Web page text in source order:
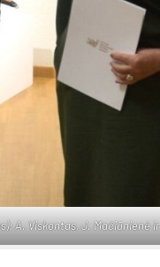
A. Vis­kon­tas, J. Ma­čiū­nie­nė